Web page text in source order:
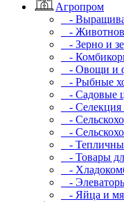
Агропром
-
-
- Зерно и
-
- Овощи и
- Рыбные
- Садовые
- Селекция
-
-
-
- Товары
-
-
- Яйца и